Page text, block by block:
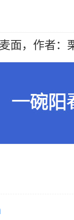
面，作者：